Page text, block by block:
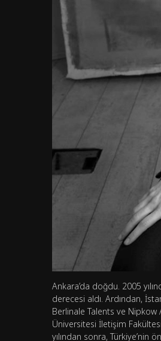
Ankara’da doğdu. 2005
derecesi aldı. Ardından,
Berlinale Talents ve Nipkow
Üniversitesi İletişim
yılından sonra, Türkiye’nin